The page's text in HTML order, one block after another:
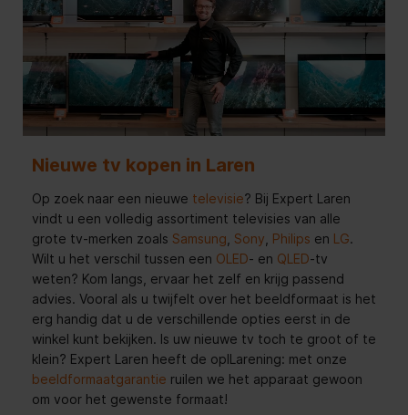
Nieuwe tv kopen in Laren
Op zoek naar een nieuwe televisie? Bij Expert Laren
vindt u een volledig assortiment televisies van alle
grote tv-merken zoals Samsung Sony Philips en LG.
Wilt u het verschil tussen een OLED- en QLED-tv
weten? Kom langs, ervaar het zelf en krijg passend
advies. Vooral als u twijfelt over het beeldformaat is het
erg handig dat u de verschillende opties eerst in de
winkel kunt bekijken. Is uw nieuwe tv toch te groot of te
klein? Expert Laren heeft de oplLarening: met onze
beeldformaatgarantie ruilen we het apparaat gewoon
om voor het gewenste formaat!